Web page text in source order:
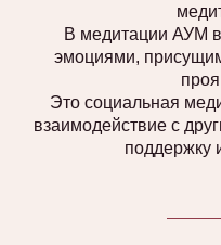
В медитации АУМ
эмоциями,
Это социальная
взаимодействие с
поддержку